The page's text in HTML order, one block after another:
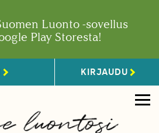
Luonto -sovellus
Play Storesta!
KIRJAUDU